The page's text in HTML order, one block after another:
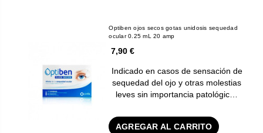
Optiben ojos secos gotas unidosis sequedad
ocular 0.25 mL 20 amp
7,90 €
Indicado en casos de sensación de
sequedad del ojo y otras molestias
leves sin importancia patológic…
AGREGAR AL CARRITO